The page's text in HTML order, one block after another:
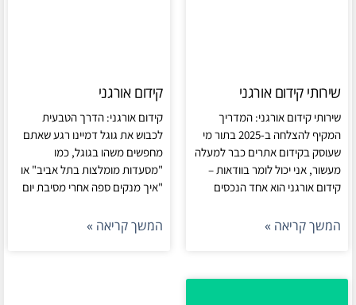
שירותי קידום אורגני
שירותי קידום אורגני: המדריך
המקיף להצלחה ב-2025 בתור מי
שעוסק בקידום אתרים כבר למעלה
מעשור, אני יכול לומר בוודאות –
קידום אורגני הוא אחד הנכסים
המשך קריאה »
קידום אורגני
קידום אורגני: הדרך הטבעית
לכבוש את גוגל דמיינו רגע שאתם
מחפשים משהו בגוגל, כמו
"מסעדות מומלצות בתל אביב" או
"איך מנקים ספה אחרי מסיבת יום
המשך קריאה »